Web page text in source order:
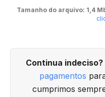
Tamanho do arquivo: 1,4
Continua indeciso?
pagamentos
cumprimos